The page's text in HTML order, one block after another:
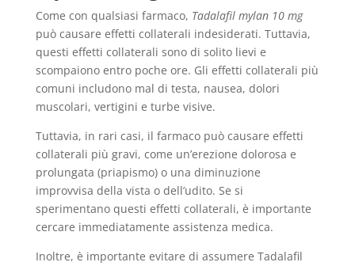
Come con qualsiasi farmaco, Tadalafil mylan 10 mg
può causare effetti collaterali indesiderati. Tuttavia,
questi effetti collaterali sono di solito lievi e
scompaiono entro poche ore. Gli effetti collaterali più
comuni includono mal di testa, nausea, dolori
muscolari, vertigini e turbe visive.
Tuttavia, in rari casi, il farmaco può causare effetti
collaterali più gravi, come un’erezione dolorosa e
prolungata (priapismo) o una diminuzione
improvvisa della vista o dell’udito. Se si
sperimentano questi effetti collaterali, è importante
cercare immediatamente assistenza medica.
Inoltre, è importante evitare di assumere Tadalafil